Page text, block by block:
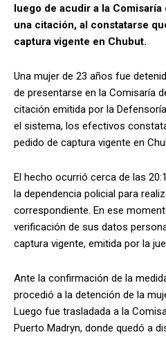
luego de acudir a la
una citación, al constatarse
captura vigente en Chubut.
Una mujer de 23 años fue
de presentarse en la Comisaría
citación emitida por la
el sistema, los efectivos
pedido de captura vigente en
El hecho ocurrió cerca de las
la dependencia policial para
correspondiente. En ese
verificación de sus datos
captura vigente, emitida por la
Ante la confirmación de la
procedió a la detención de la
Luego fue trasladada a la
Puerto Madryn, donde quedó a